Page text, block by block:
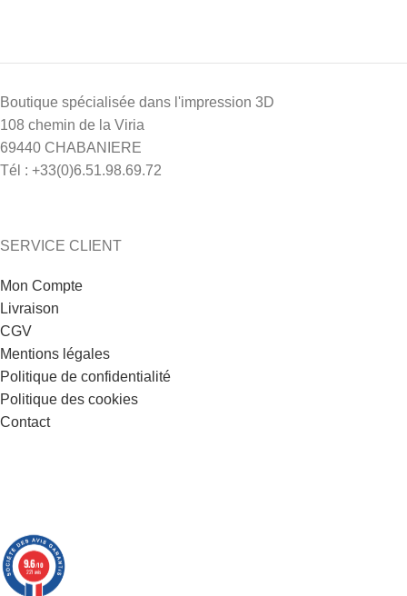
Boutique spécialisée dans l'impression 3D
108 chemin de la Viria
69440 CHABANIERE
Tél : +33(0)6.51.98.69.72
SERVICE CLIENT
Mon Compte
Livraison
CGV
Mentions légales
Politique de confidentialité
Politique des cookies
Contact
9.6/10
221 avis